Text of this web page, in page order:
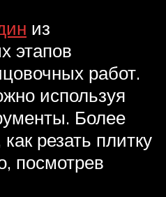
из
этапов
работ.
используя
Более
резать плитку
посмотрев